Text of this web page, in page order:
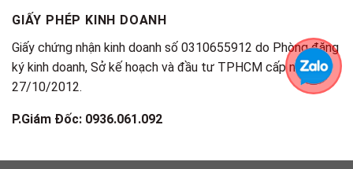
GIẤY PHÉP KINH DOANH
Giấy chứng nhận kinh doanh số 0310655912 do Phòng đăng
ký kinh doanh, Sở kế hoạch và đầu tư TPHCM cấp ngày
27/10/2012.
P.Giám Đốc: 0936.061.092